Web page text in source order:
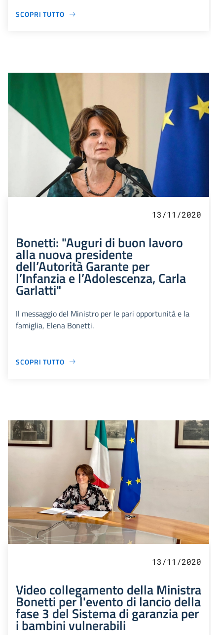
SCOPRI TUTTO
13/11/2020
Bonetti: "Auguri di buon lavoro
alla nuova presidente
dell’Autorità Garante per
l’Infanzia e l’Adolescenza, Carla
Garlatti"
Il messaggio del Ministro per le pari opportunità e la
famiglia, Elena Bonetti.
SCOPRI TUTTO
13/11/2020
Video collegamento della Ministra
Bonetti per l'evento di lancio della
fase 3 del Sistema di garanzia per
i bambini vulnerabili